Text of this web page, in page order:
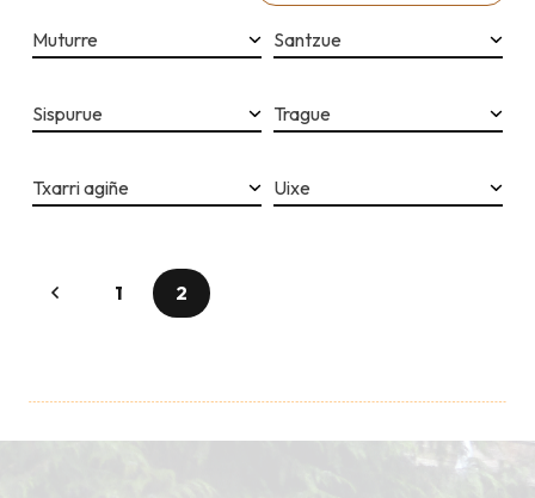
Muturre Santzue
Sispurue Trague
Txarri agiñe Uixe
1 2